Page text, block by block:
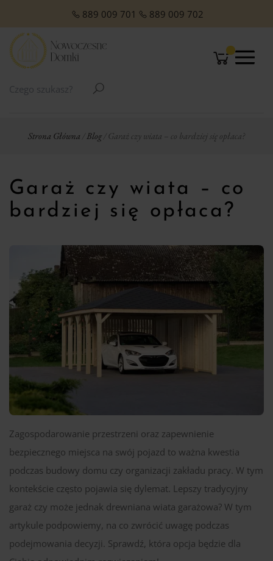
889 009 701 889 009 702
Strona Główna Blog / Garaż czy wiata – co bardziej się opłaca?
Garaż czy wiata – co
bardziej się opłaca?
Zagospodarowanie przestrzeni oraz zapewnienie
bezpiecznego miejsca na swój pojazd to ważna kwestia
podczas budowy domu czy organizacji zakładu pracy. W tym
kontekście często pojawia się dylemat. Lepszy tradycyjny
garaż czy może jednak drewniana wiata garażowa? W tym
artykule podpowiemy, na co zwrócić uwagę podczas
podejmowania decyzji. Sprawdź, która opcja będzie dla